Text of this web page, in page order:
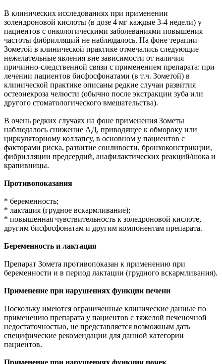
В клинических исследованиях при применении
золендроновой кислоты (в дозе 4 мг каждые 3-4 недели) у
пациентов с онкологическими заболеваниями повышения
частоты фибрилляций не наблюдалось. На фоне терапии
Зометой в клинической практике отмечались следующие
нежелательные явления вне зависимости от наличия
причинно-следственной связи с применением препарата: при
лечении пациентов бисфосфонатами (в т.ч. Зометой) в
клинической практике описаны редкие случаи развития
остеонекроза челюсти (обычно после экстракции зуба или
другого стоматологического вмешательства).
В очень редких случаях на фоне применения Зометы
наблюдалось снижение АД, приводящее к обмороку или
циркуляторному коллапсу, в основном у пациентов с
факторами риска, развитие сонливости, бронхоконстрикции,
фибрилляции предсердий, анафилактических реакций/шока и
крапивницы.
Противопоказания
* беременность;
* лактация (грудное вскармливание);
* повышенная чувствительность к золедроновой кислоте,
другим бисфосфонатам и другим компонентам препарата.
Беременность и лактация
Препарат Зомета противопоказан к применению при
беременности и в период лактации (грудного вскармливания).
Применение при нарушениях функции печени
Поскольку имеются ограниченные клинические данные по
применению препарата у пациентов с тяжелой печеночной
недостаточностью, не представляется возможным дать
специфические рекомендации для данной категории
пациентов.
Применение при нарушениях функции почек